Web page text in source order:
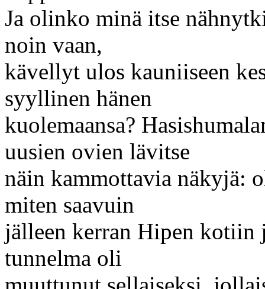
Ja olinko minä itse
noin vaan,
kävellyt ulos kauniiseen
syyllinen hänen
kuolemaansa?
uusien ovien lävitse
näin kammottavia näkyjä:
miten saavuin
jälleen kerran Hipen kotiin
tunnelma oli